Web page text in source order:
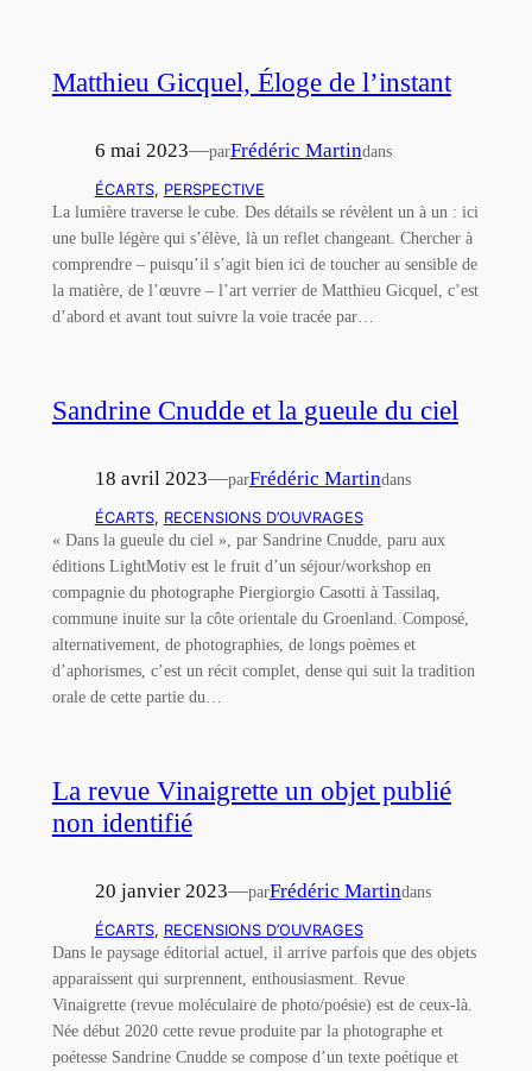
Matthieu Gicquel, Éloge de l’instant
6 mai 2023—parFrédéric Martindans
ÉCARTS, PERSPECTIVE
La lumière traverse le cube. Des détails se révèlent un à un : ici
une bulle légère qui s’élève, là un reflet changeant. Chercher à
comprendre – puisqu’il s’agit bien ici de toucher au sensible de
la matière, de l’œuvre – l’art verrier de Matthieu Gicquel, c’est
d’abord et avant tout suivre la voie tracée par…
Sandrine Cnudde et la gueule du ciel
18 avril 2023—parFrédéric Martindans
ÉCARTS, RECENSIONS D’OUVRAGES
« Dans la gueule du ciel », par Sandrine Cnudde, paru aux
éditions LightMotiv est le fruit d’un séjour/workshop en
compagnie du photographe Piergiorgio Casotti à Tassilaq,
commune inuite sur la côte orientale du Groenland. Composé,
alternativement, de photographies, de longs poèmes et
d’aphorismes, c’est un récit complet, dense qui suit la tradition
orale de cette partie du…
La revue Vinaigrette un objet publié
non identifié
20 janvier 2023—parFrédéric Martindans
ÉCARTS, RECENSIONS D’OUVRAGES
Dans le paysage éditorial actuel, il arrive parfois que des objets
apparaissent qui surprennent, enthousiasment. Revue
Vinaigrette (revue moléculaire de photo/poésie) est de ceux-là.
Née début 2020 cette revue produite par la photographe et
poétesse Sandrine Cnudde se compose d’un texte poétique et